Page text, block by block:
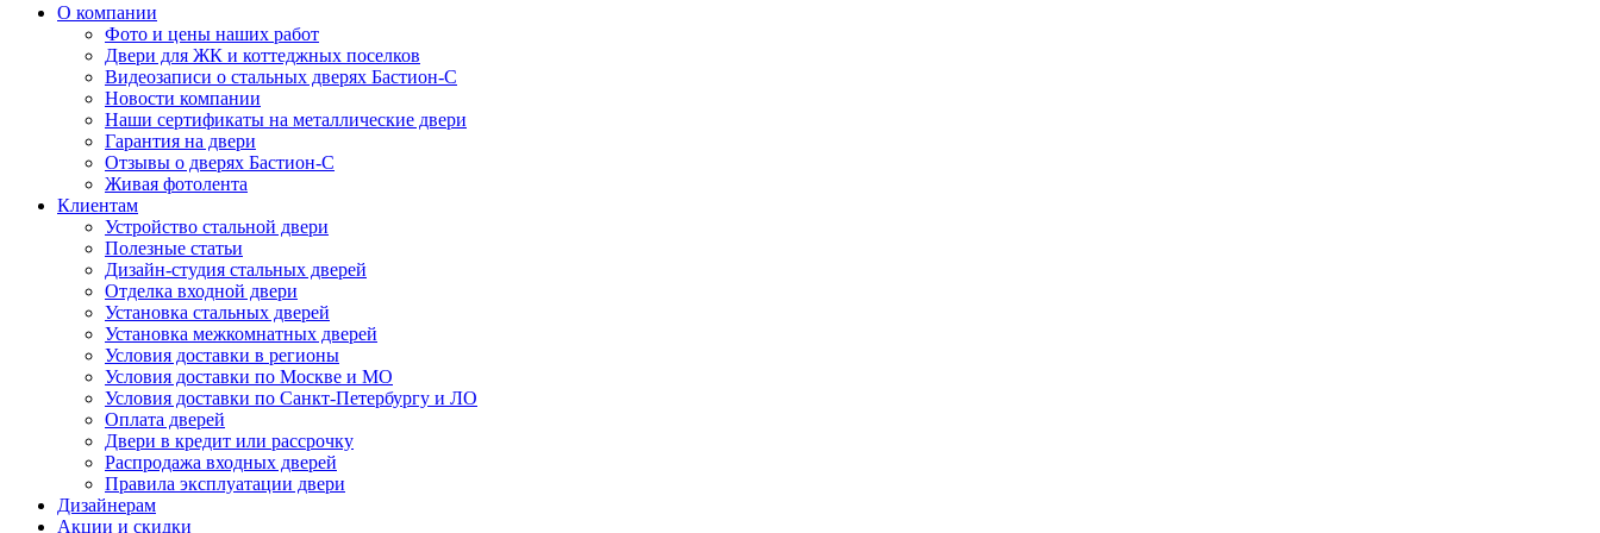
О компании
Фото и цены наших работ
Двери для ЖК и коттеджных поселков
Видеозаписи о стальных дверях Бастион-С
Новости компании
Наши сертификаты на металлические двери
Гарантия на двери
Отзывы о дверях Бастион-С
Живая фотолента
Клиентам
Устройство стальной двери
Полезные статьи
Дизайн-студия стальных дверей
Отделка входной двери
Установка стальных дверей
Установка межкомнатных дверей
Условия доставки в регионы
Условия доставки по Москве и МО
Условия доставки по Санкт-Петербургу и ЛО
Оплата дверей
Двери в кредит или рассрочку
Распродажа входных дверей
Правила эксплуатации двери
Дизайнерам
Акции и скидки